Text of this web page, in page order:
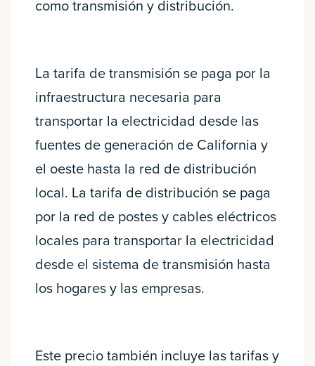
como transmisión y distribución.
La tarifa de transmisión se paga por la
infraestructura necesaria para
transportar la electricidad desde las
fuentes de generación de California y
el oeste hasta la red de distribución
local. La tarifa de distribución se paga
por la red de postes y cables eléctricos
locales para transportar la electricidad
desde el sistema de transmisión hasta
los hogares y las empresas.
Este precio también incluye las tarifas y